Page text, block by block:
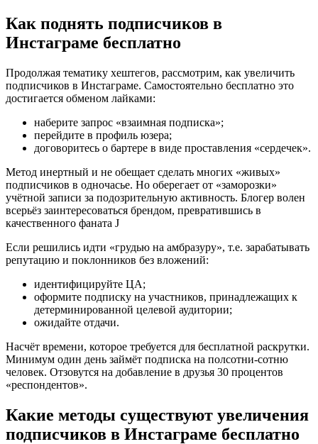
Как поднять подписчиков в
Инстаграме бесплатно
Продолжая тематику хештегов, рассмотрим, как увеличить
подписчиков в Инстаграме. Самостоятельно бесплатно это
достигается обменом лайками:
наберите запрос «взаимная подписка»;
перейдите в профиль юзера;
договоритесь о бартере в виде проставления «сердечек».
Метод инертный и не обещает сделать многих «живых»
подписчиков в одночасье. Но оберегает от «заморозки»
учётной записи за подозрительную активность. Блогер волен
всерьёз заинтересоваться брендом, превратившись в
качественного фаната J
Если решились идти «грудью на амбразуру», т.е. зарабатывать
репутацию и поклонников без вложений:
идентифицируйте ЦА;
оформите подписку на участников, принадлежащих к
детерминированной целевой аудитории;
ожидайте отдачи.
Насчёт времени, которое требуется для бесплатной раскрутки.
Минимум один день займёт подписка на полсотни-сотню
человек. Отзовутся на добавление в друзья 30 процентов
«респондентов».
Какие методы существуют увеличения
подписчиков в Инстаграме бесплатно